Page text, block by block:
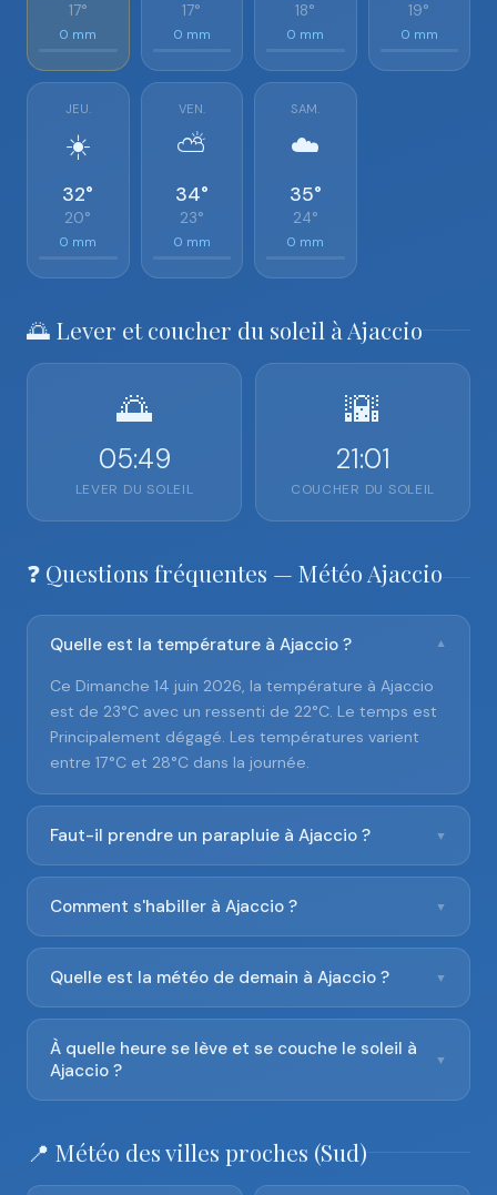
17°
0 mm
17°
0 mm
18°
0 mm
19°
0 mm
JEU.
☀️
32°
20°
0 mm
VEN.
⛅
34°
23°
0 mm
SAM.
☁️
35°
24°
0 mm
🌅 Lever et coucher du soleil à Ajaccio
🌅
05:49
LEVER DU SOLEIL
🌇
21:01
COUCHER DU SOLEIL
❓ Questions fréquentes — Météo Ajaccio
Quelle est la température à Ajaccio ? ▼
Ce Dimanche 14 juin 2026, la température à Ajaccio
est de 23°C avec un ressenti de 22°C. Le temps est
Principalement dégagé. Les températures varient
entre 17°C et 28°C dans la journée.
Faut-il prendre un parapluie à Ajaccio ? ▼
Comment s'habiller à Ajaccio ? ▼
Quelle est la météo de demain à Ajaccio ? ▼
À quelle heure se lève et se couche le soleil à
Ajaccio ?
▼
📍 Météo des villes proches (Sud)